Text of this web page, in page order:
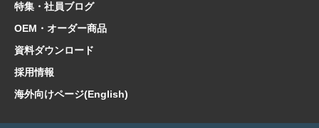
2025.2.5
在庫限り終了商品のお知らせ【色紙 コットン
紙・型もの】
2025.1.21
【新商品案内】海外でも人気！和の魅力たっ
2025.1.10
【新商品案内】日本文化の粋を集めた心惹か
れるご朱印帳コレクション
特集・社員ブログ
OEM・オーダー商品
資料ダウンロード
採用情報
海外向けページ(English)